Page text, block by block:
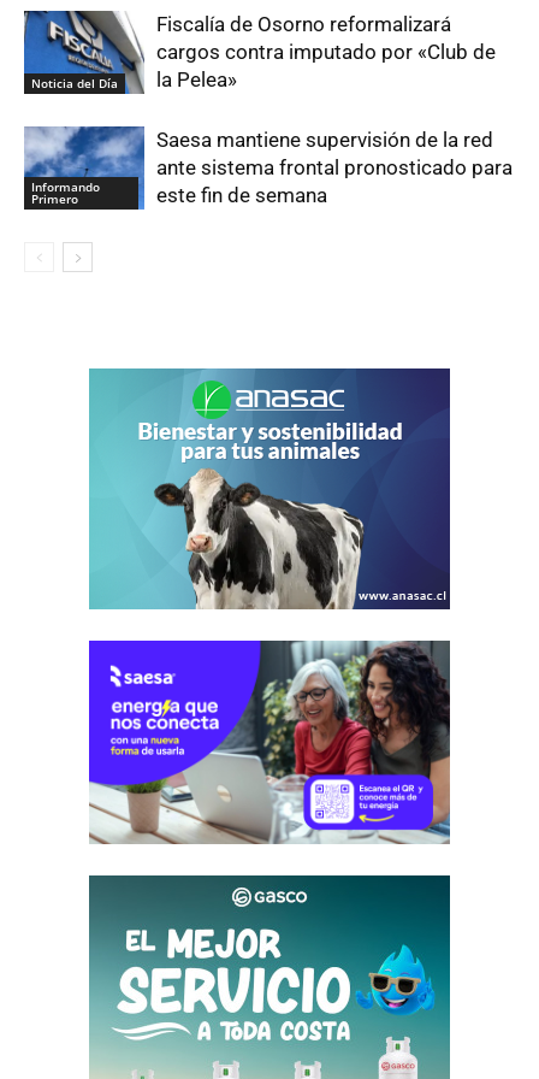
Noticia del Día
Fiscalía de Osorno reformalizará
cargos contra imputado por «Club de
la Pelea»
Informando
Primero
Saesa mantiene supervisión de la red
ante sistema frontal pronosticado para
este fin de semana